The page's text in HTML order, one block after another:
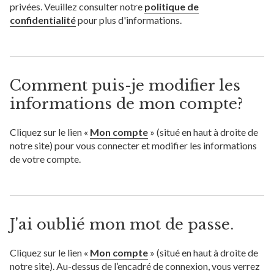
privées. Veuillez consulter notre politique de
confidentialitépour plus d'informations.
Comment puis-je modifier les
informations de mon compte?
Cliquez sur le lien « Mon compte » (situé en haut à droite de
notre site) pour vous connecter et modifier les informations
de votre compte.
J'ai oublié mon mot de passe.
Cliquez sur le lien « Mon compte » (situé en haut à droite de
notre site). Au-dessus de l’encadré de connexion, vous verrez